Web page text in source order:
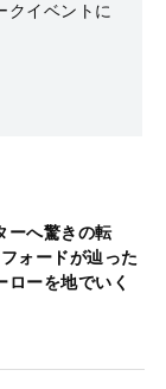
クイベントに
ーへ驚きの転
ォードが辿った
ローを地でいく